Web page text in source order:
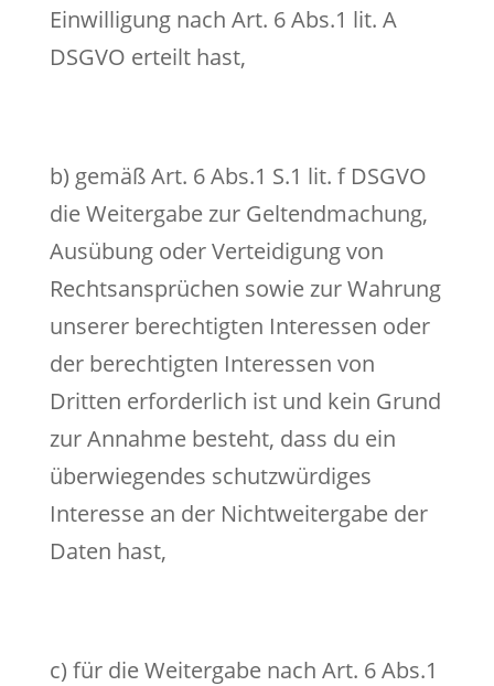
Einwilligung nach Art. 6 Abs.1 lit. A
DSGVO erteilt hast,
b) gemäß Art. 6 Abs.1 S.1 lit. f DSGVO
die Weitergabe zur Geltendmachung,
Ausübung oder Verteidigung von
Rechtsansprüchen sowie zur Wahrung
unserer berechtigten Interessen oder
der berechtigten Interessen von
Dritten erforderlich ist und kein Grund
zur Annahme besteht, dass du ein
überwiegendes schutzwürdiges
Interesse an der Nichtweitergabe der
Daten hast,
c) für die Weitergabe nach Art. 6 Abs.1